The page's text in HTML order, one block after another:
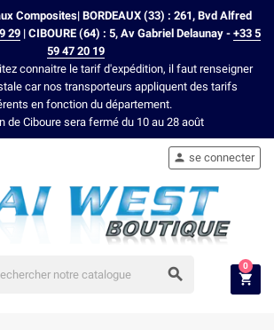
Composites| BORDEAUX (33) : 261, Bvd Alfred
29| CIBOURE (64) : 5, Av Gabriel Delaunay - +33 5
59 47 20 19
connaitre le tarif d'expédition, il faut renseigner
car nos transporteurs appliquent des tarifs
en fonction du département.
de Ciboure sera fermé du 10 au 28 août

 se connecter

0